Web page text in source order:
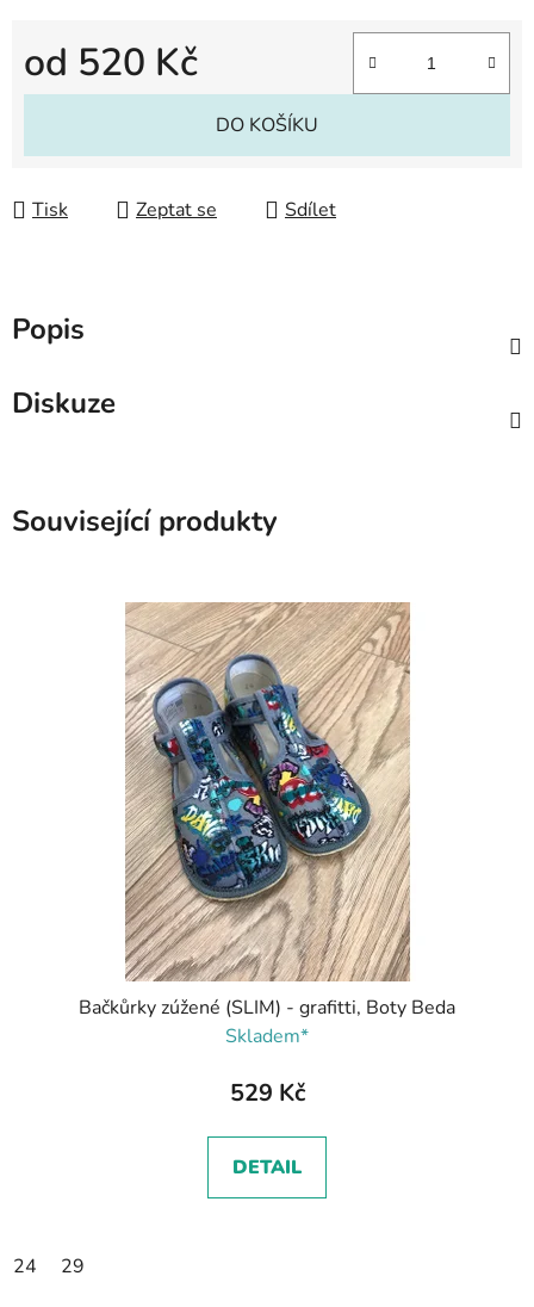
od 520 Kč
Měrná cena:
DO KOŠÍKU
Tisk Zeptat se Sdílet
Popis
Diskuze
Související produkty
Bačkůrky zúžené (SLIM) - grafitti, Boty Beda
Skladem*
529 Kč
DETAIL
24 29